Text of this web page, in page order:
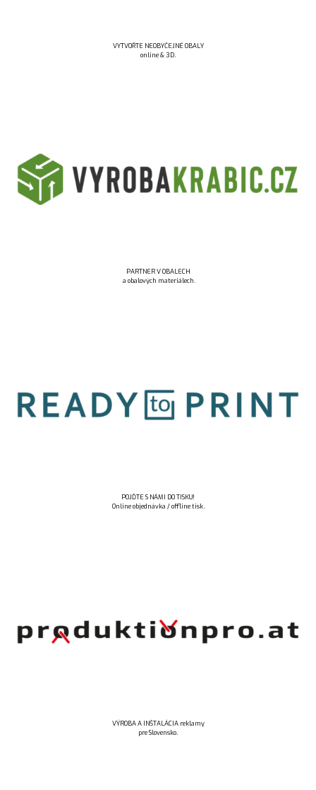
VYTVOŘTE NEOBYČEJNÉ OBALY
online & 3D.
PARTNER V OBALECH
a obalových materiálech.
POJĎTE S NÁMI DO TISKU!
Online objednávka / offline tisk.
VÝROBA A INŠTALÁCIA reklamy
pre Slovensko.